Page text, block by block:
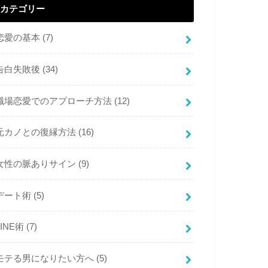
カテゴリー
愛の基本 (7)
白失敗後 (34)
場恋愛でのアプローチ方法 (12)
カノとの復縁方法 (16)
性の脈ありサイン (9)
ート術 (5)
術 (7)
テる男になりたい方へ (5)